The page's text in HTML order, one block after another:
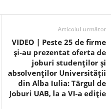
Articolul următor
VIDEO | Peste 25 de firme
și-au prezentat oferta de
joburi studenților și
absolvenților Universității
din Alba Iulia: Târgul de
Joburi UAB, la a VI-a ediție